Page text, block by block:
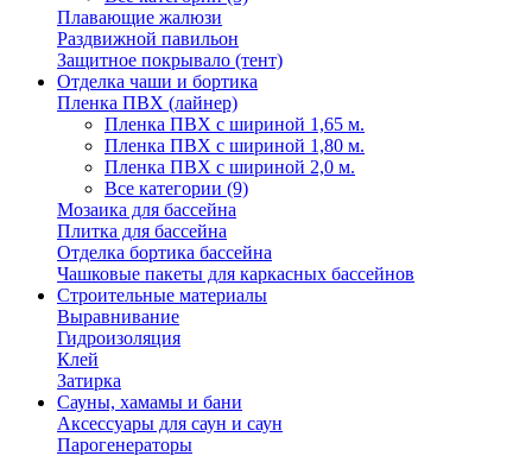
Плавающие жалюзи
Раздвижной павильон
Защитное покрывало (тент)
Отделка чаши и бортика
Пленка ПВХ (лайнер)
Пленка ПВХ с шириной 1,65 м.
Пленка ПВХ с шириной 1,80 м.
Пленка ПВХ с шириной 2,0 м.
Все категории (9)
Мозаика для бассейна
Плитка для бассейна
Отделка бортика бассейна
Чашковые пакеты для каркасных бассейнов
Строительные материалы
Выравнивание
Гидроизоляция
Клей
Затирка
Сауны, хамамы и бани
Аксессуары для саун и саун
Парогенераторы